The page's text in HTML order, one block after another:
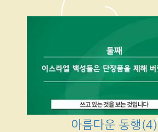
아름다운 동행(4)